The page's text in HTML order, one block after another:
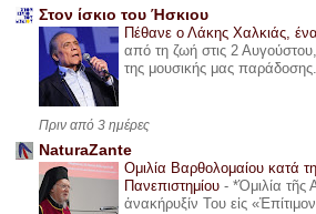
Στον ίσκιο του Ήσκιου
Πέθανε ο Λάκης Χαλκιάς,
από τη ζωή στις 2
της μουσικής μας
Πριν από 3 ημέρες
NaturaZante
Ομιλία Βαρθολομαίου κατά
Πανεπιστημίου - *Ὁμιλία τῆς
ἀνακήρυξίν Του εἰς